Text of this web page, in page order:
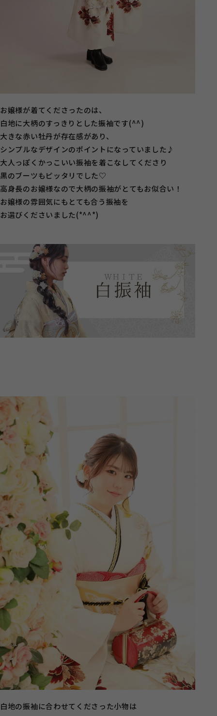
お嬢様が着てくださったのは、
白地に大柄のすっきりとした振袖です(^^)
大きな赤い牡丹が存在感があり、
シンプルなデザインのポイントになっていました♪
大人っぽくかっこいい振袖を着こなしてくださり
黒のブーツもピッタリでした♡
高身長のお嬢様なので大柄の振袖がとてもお似合い！
お嬢様の雰囲気にもとても合う振袖を
お選びくださいました(*^^*)
白地の振袖に合わせてくださった小物は